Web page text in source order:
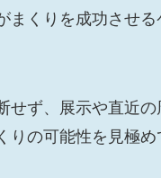
まくりを成功させる
せず、展示や直近の
りの可能性を見極め